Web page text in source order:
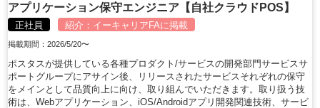
アプリケーション保守エンジニア【自社クラウドPOS】
正社員 紹介： イーキャリアFAに掲載
掲載期間：2026/5/20〜
ポスタスが提供している各種プロダクト/サービスの開発部門サービスサ
ポートグループにアサイン後、リリースされたサービスそれぞれの保守
をメインとして品質向上に向け、取り組んでいただきます。取り扱う技
術は、Webアプリケーション、iOS/Androidアプリ開発関連技術、サービ